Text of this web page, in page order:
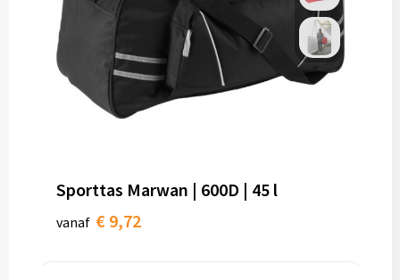
Sporttas Marwan | 600D | 45 l
vanaf € 9,72